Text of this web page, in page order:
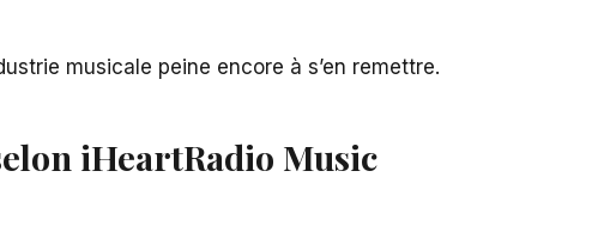
musicale peine encore à s’en remettre.
iHeartRadio Music